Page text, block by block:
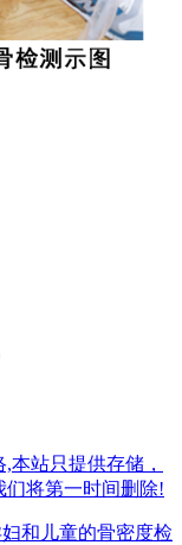
站只提供存储，
们将第一时间删除!
和儿童的骨密度检